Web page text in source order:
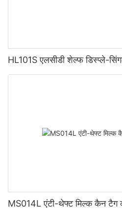
HL101S एलसीडी शेल्फ डिस्प्ले-
MS014L एंटी-थेफ्ट मिल्क कैन टैग